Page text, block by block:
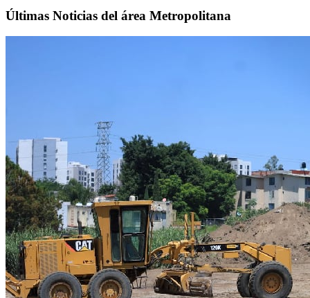
Últimas Noticias del área Metropolitana